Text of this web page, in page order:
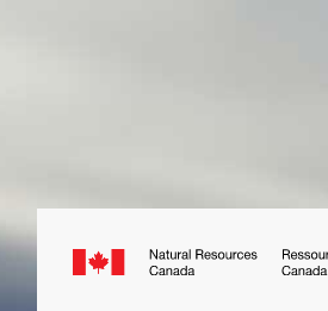
Canada.ca